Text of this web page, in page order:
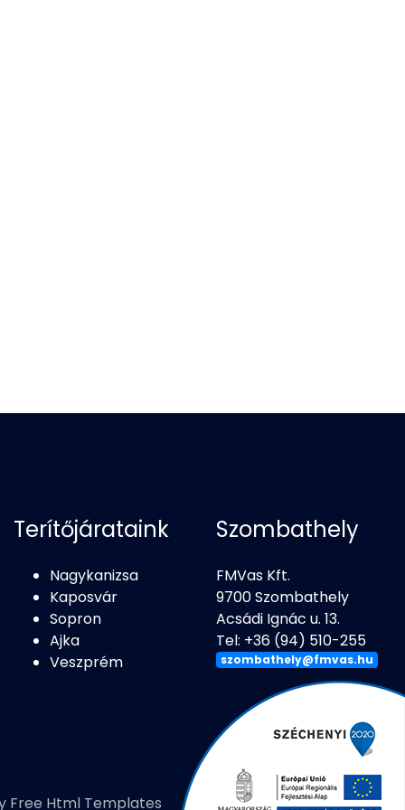
Terítőjárataink
Nagykanizsa
Kaposvár
Sopron
Ajka
Veszprém
Szombathely
FMVas Kft.
9700 Szombathely
Acsádi Ignác u. 13.
Tel: +36 (94) 510-255
szombathely@fmvas.hu
Free Html Templates